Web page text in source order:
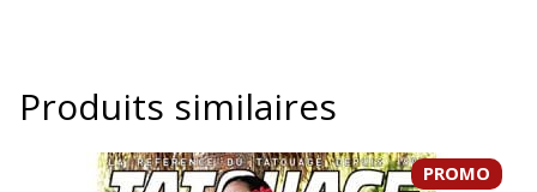
Produits similaires
PROMO